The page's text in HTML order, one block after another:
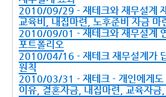
2010/09/29 - 재테크와 재무설계
교육비, 내집마련, 노후준비 자금 마
2010/09/01 - 재테크와 재무설계
포트폴리오
2010/04/16 - 재테크 재무설계가
원칙
2010/03/31 - 재테크 - 개인에게도
이유, 결혼자금, 내집마련, 교육자금